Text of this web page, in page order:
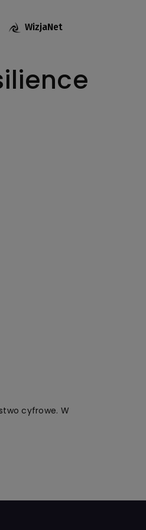
WizjaNet
cyfrowe. W